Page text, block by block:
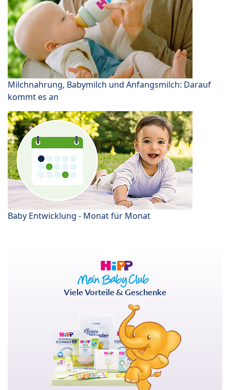
Milchnahrung, Babymilch und Anfangsmilch: Darauf
kommt es an
Baby Entwicklung - Monat für Monat
Viele Vorteile & Geschenke